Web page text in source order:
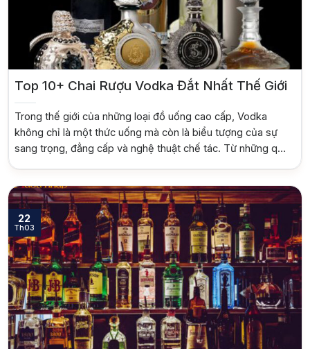
Top tìm kiếm
Rượu Vang Vang Pháp
Rượu Vang Ý
Rượu Vang Đỏ
Rượu Vang Trắng Whisky
Blended Scotch Whisky
Single Malt Scotch Whisky
Whiskey Mỹ Whisky Nhật
Vodka Cognac Sake
Thương hiệu nổi bật
Top 10+ Chai Rượu Vodka Đắt Nhất Thế Giới
Trong thế giới của những loại đồ uống cao cấp, Vodka
không chỉ là một thức uống mà còn là biểu tượng của sự
sang trọng, đẳng cấp và nghệ thuật chế tác. Từ những quy
22
Th03